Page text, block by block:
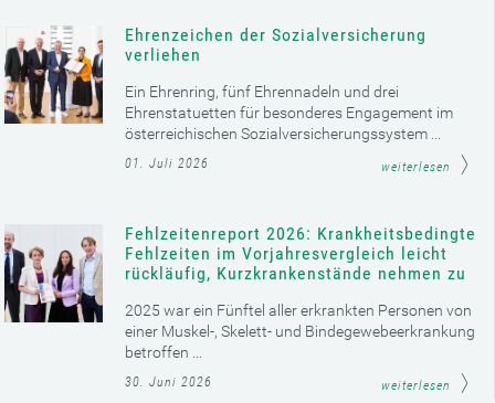
Ehrenzeichen der Sozialversicherung
verliehen
Ein Ehrenring, fünf Ehrennadeln und drei
Ehrenstatuetten für besonderes Engagement im
österreichischen Sozialversicherungssystem ...
01. Juli 2026 weiterlesen
Fehlzeitenreport 2026: Krankheitsbedingte
Fehlzeiten im Vorjahresvergleich leicht
rückläufig, Kurzkrankenstände nehmen zu
2025 war ein Fünftel aller erkrankten Personen von
einer Muskel-, Skelett- und Bindegewebeerkrankung
betroffen ...
30. Juni 2026 weiterlesen